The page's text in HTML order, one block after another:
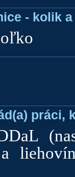
- kolik
práci,
a